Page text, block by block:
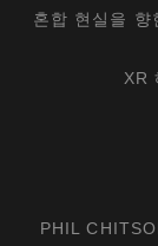
혼합 현실을 향
XR
PHIL